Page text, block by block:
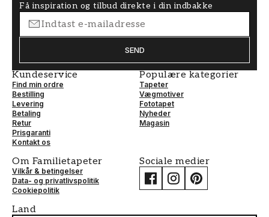
Få inspiration og tilbud direkte i din indbakke
SEND
Kundeservice
Find min ordre
Bestilling
Levering
Betaling
Retur
Prisgaranti
Kontakt os
Populære kategorier
Tapeter
Vægmotiver
Fototapet
Nyheder
Magasin
Om Familietapeter
Vilkår & betingelser
Data- og privatlivspolitik
Cookiepolitik
Sociale medier
Land